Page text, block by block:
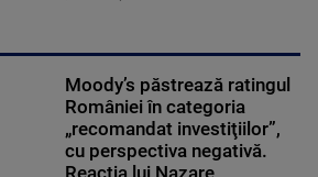
Moody’s păstrează ratingul
României în categoria
„recomandat investiţiilor”,
cu perspectiva negativă.